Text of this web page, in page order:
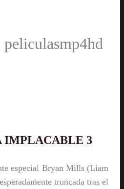
peliculasmp4hd
IMPLACABLE 3
especial Bryan Mills (Liam
truncada tras el